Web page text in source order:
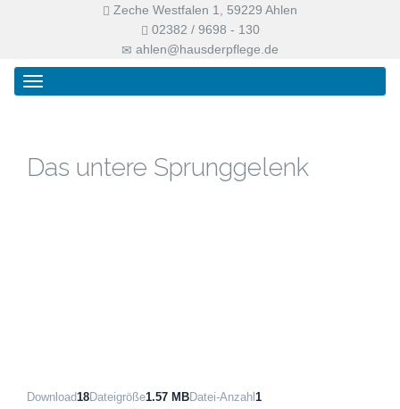
Zeche Westfalen 1, 59229 Ahlen
02382 / 9698 - 130
ahlen@hausderpflege.de
Primary
Menu
Skip
Haus der Pflege
Das untere Sprunggelenk
Download18Dateigröße1.57 MBDatei-Anzahl 1